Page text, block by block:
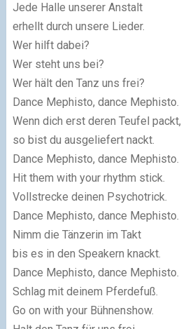
Jede Halle unserer Anstalt
erhellt durch unsere Lieder.
Wer hilft dabei?
Wer steht uns bei?
Wer hält den Tanz uns frei?
Dance Mephisto, dance Mephisto.
Wenn dich erst deren Teufel packt,
so bist du ausgeliefert nackt.
Dance Mephisto, dance Mephisto.
Hit them with your rhythm stick.
Vollstrecke deinen Psychotrick.
Dance Mephisto, dance Mephisto.
Nimm die Tänzerin im Takt
bis es in den Speakern knackt.
Dance Mephisto, dance Mephisto.
Schlag mit deinem Pferdefuß.
Go on with your Bühnenshow.